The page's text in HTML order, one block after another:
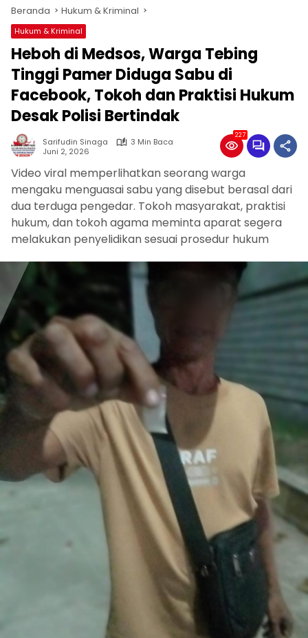
Beranda Hukum & Kriminal
Hukum & Kriminal
Heboh di Medsos, Warga Tebing
Tinggi Pamer Diduga Sabu di
Facebook, Tokoh dan Praktisi Hukum
Desak Polisi Bertindak
Sarifudin Sinaga
3 Min Baca
Juni 2, 2026
227
Video viral memperlihatkan seorang warga
mengaku menguasai sabu yang disebut berasal dari
dua terduga pengedar. Tokoh masyarakat, praktisi
hukum, dan tokoh agama meminta aparat segera
melakukan penyelidikan sesuai prosedur hukum